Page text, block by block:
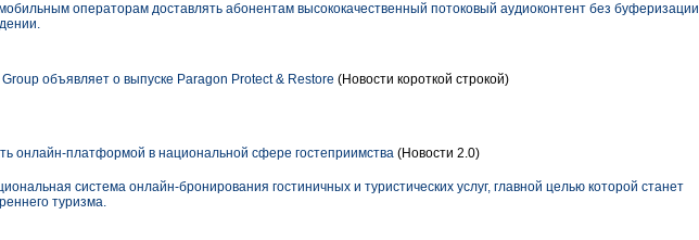
операторам доставлять абонентам высококачественный потоковый аудиоконтент без буферизации
объявляет о выпуске Paragon Protect & Restore (Новости короткой строкой)
онлайн-платформой в национальной сфере гостеприимства (Новости 2.0)
система онлайн-бронирования гостиничных и туристических услуг, главной целью которой станет
туризма.